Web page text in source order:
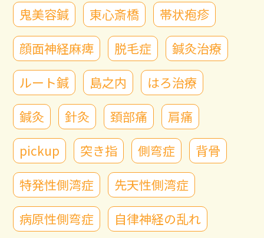
鬼美容鍼
東心斎橋
帯状疱疹
顔面神経麻痺
脱毛症
鍼灸治療
ルート鍼
島之内
はろ治療
鍼灸
針灸 頚部痛
肩痛
pickup
突き指 側弯症
背骨
特発性側湾症
先天性側湾症
病原性側弯症
自律神経の乱れ